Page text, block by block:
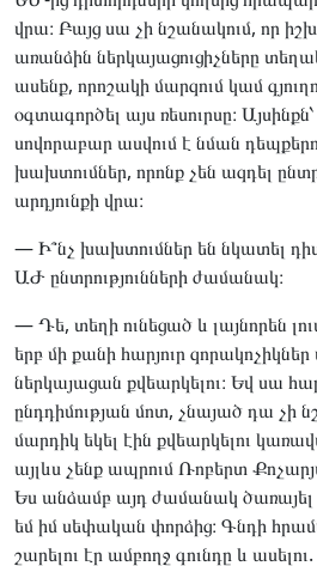
վրա։ Բայց սա չի նշանակում, որ
առանձին ներկայացուցիչները
ասենք, որոշակի մարզում կամ
օգտագործել այս ռեսուրսը։
սովորաբար ասվում է նման
խախտումներ, որոնք չեն ազդել
արդյունքի վրա։
— Ի՞նչ խախտումներ են նկատել
ԱԺ ընտրությունների ժամանակ։
— Դե, տեղի ունեցած և լայնորեն
երբ մի քանի հարյուր
ներկայացան քվեարկելու։ Եվ սա
ընդդիմության մոտ, չնայած դա չի
մարդիկ եկել էին քվեարկելու
այլևս չենք ապրում Ռոբերտ
Ես անձամբ այդ ժամանակ ծառայել
եմ իմ սեփական փորձից։ Գնդի
շարելու էր ամբողջ գունդը և